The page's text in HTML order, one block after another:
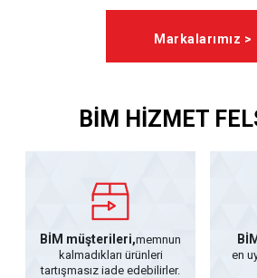
Markalarımız >
BİM HİZMET
BİM müşterileri,memnun
kalmadıkları ürünleri
tartışmasız iade edebilirler.
en